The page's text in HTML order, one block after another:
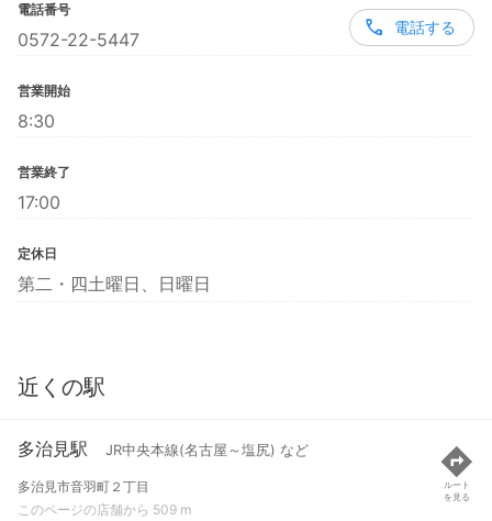
電話番号
0572-22-5447
電話する
営業開始
8:30
営業終了
17:00
定休日
第二・四土曜日、日曜日
近くの駅
多治見駅 JR中央本線(名古屋～塩尻) など
多治見市音羽町２丁目
このページの店舗から 509 m
ルート
を見る